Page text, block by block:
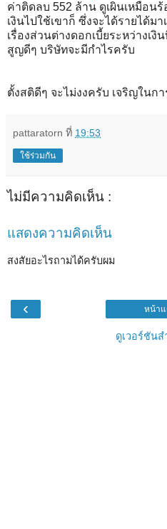
ค่าติดลบ 552 ล้าน ดูเผินเหมือน
เงินไปใช้เขาก็ ซึ่งจะได้รายได้ม
เรื่องส่วนต่างดอกเบี้ยระหว่างเ
สูญดีๆ บริษัทจะมีกำไรครับ
ตั้งสติดีๆ จะไม่งงครับ เจริญในก
pattaratorn ที่ 19:53
ใช้ร่วมกัน
ไม่มีความคิดเห็น :
แสดงความคิดเห็น
สงสัยอะไรถามได้ครับผม
‹ หน้าแ
ดูเวอร์ชันส